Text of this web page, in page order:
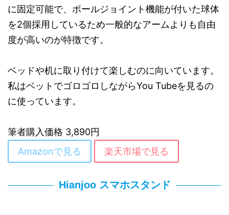
に固定可能で、ボールジョイント機能が付いた球体
を2個採用しているため一般的なアームよりも自由
度が高いのが特徴です。
ベッドや机に取り付けて楽しむのに向いています。
私はベットでゴロゴロしながらYou Tubeを見るの
に使っています。
筆者購入価格 3,890円
Amazonで見る
楽天市場で見る
Hianjoo スマホスタンド